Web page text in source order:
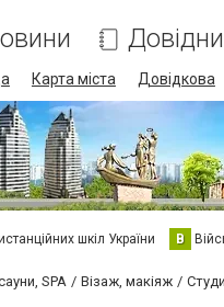
Карта міста Довідкова
шкіл України В
SPA Візаж, макіяж